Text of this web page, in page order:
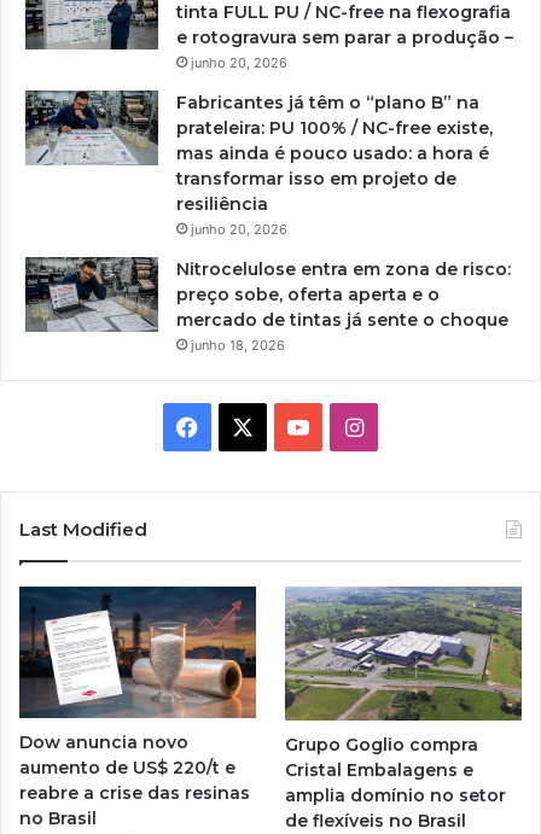
tinta FULL PU / NC-free na flexografia
e rotogravura sem parar a produção –
junho 20, 2026
Fabricantes já têm o “plano B” na
prateleira: PU 100% / NC-free existe,
mas ainda é pouco usado: a hora é
transformar isso em projeto de
resiliência
junho 20, 2026
Nitrocelulose entra em zona de risco:
preço sobe, oferta aperta e o
mercado de tintas já sente o choque
junho 18, 2026
Facebook YouTubeInstagram
Last Modified
Dow anuncia novo
aumento de US$ 220/t e
reabre a crise das resinas
no Brasil
Grupo Goglio compra
Cristal Embalagens e
amplia domínio no setor
de flexíveis no Brasil